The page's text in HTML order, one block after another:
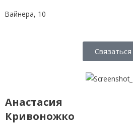
Вайнера, 10
Связаться
Анастасия
Кривоножко